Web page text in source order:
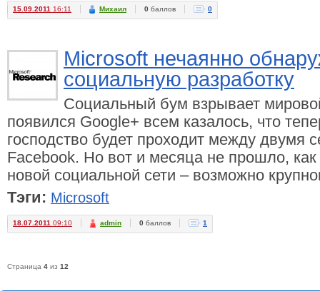
15.09.2011 16:11 Михаил 0 баллов 0
Microsoft нечаянно
социальную разработку
Социальный бум взрывает
появился Google+ всем казалось, что
господство будет проходит между двумя
Facebook. Но вот и месяца не прошло, как
новой социальной сети – возможно
Тэги: Microsoft
18.07.2011 09:10 admin 0 баллов 1
Страница 4 из 12